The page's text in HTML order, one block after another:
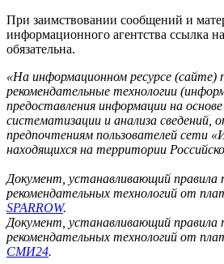
При заимствовании сообщений и
информационного агентства ссылка
обязательна.
«На информационном ресурсе (сайте)
рекомендательные технологии
предоставления информации на основе
систематизации и анализа сведений,
предпочтениям пользователей сети
находящихся на территории
Документ, устанавливающий правила
рекомендательных технологий от
SPARROW.
Документ, устанавливающий правила
рекомендательных технологий от
СМИ24.